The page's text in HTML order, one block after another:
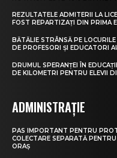
REZULTATELE ADMITERII LA
FOST REPARTIZAȚI DIN PRIMA
BĂTĂLIE STRÂNSĂ PE
DE PROFESORI ȘI EDUCATORI
DRUMUL SPERANȚEI ÎN
DE KILOMETRI PENTRU ELEVII
ADMINISTRAȚIE
PAS IMPORTANT PENTRU
COLECTARE SEPARATĂ
ORAȘ